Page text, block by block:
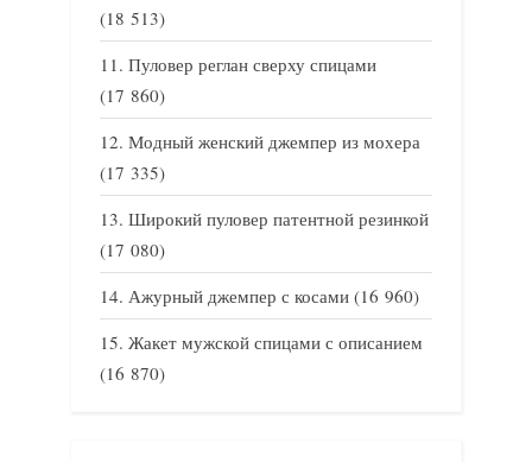
(18 513)
Пуловер реглан сверху спицами
(17 860)
Модный женский джемпер из мохера
(17 335)
Широкий пуловер патентной резинкой
(17 080)
Ажурный джемпер с косами (16 960)
Жакет мужской спицами с описанием
(16 870)